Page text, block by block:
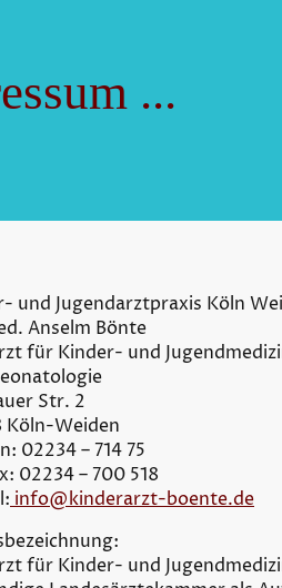
...
und Jugendarztpraxis Köln
Anselm Bönte
für Kinder- und
Str. 2
Köln-Weiden
02234 – 714 75
02234 – 700 518
info@kinderarzt-boente.de
für Kinder- und